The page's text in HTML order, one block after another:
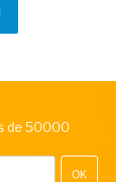
de 50000
OK